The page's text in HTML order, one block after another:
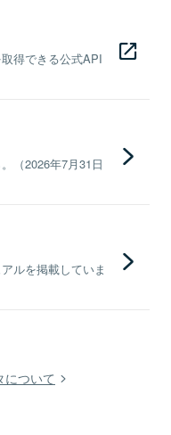
得できる公式API
（2026年7月31日
ルを掲載していま
ついて